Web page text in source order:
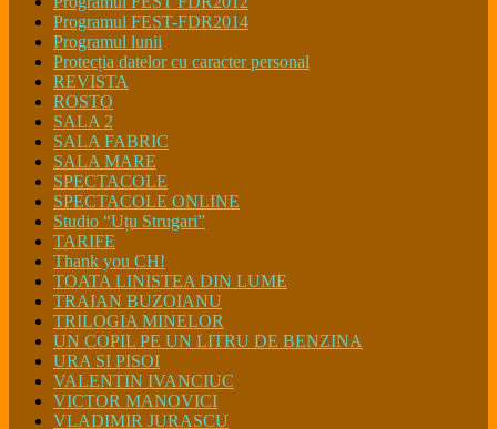
Programul FEST-FDR2014
Programul lunii
Protecția datelor cu caracter personal
REVISTA
ROSTO
SALA 2
SALA FABRIC
SALA MARE
SPECTACOLE
SPECTACOLE ONLINE
Studio “Uțu Strugari”
TARIFE
Thank you CH!
TOATA LINISTEA DIN LUME
TRAIAN BUZOIANU
TRILOGIA MINELOR
UN COPIL PE UN LITRU DE BENZINA
URA SI PISOI
VALENTIN IVANCIUC
VICTOR MANOVICI
VLADIMIR JURASCU